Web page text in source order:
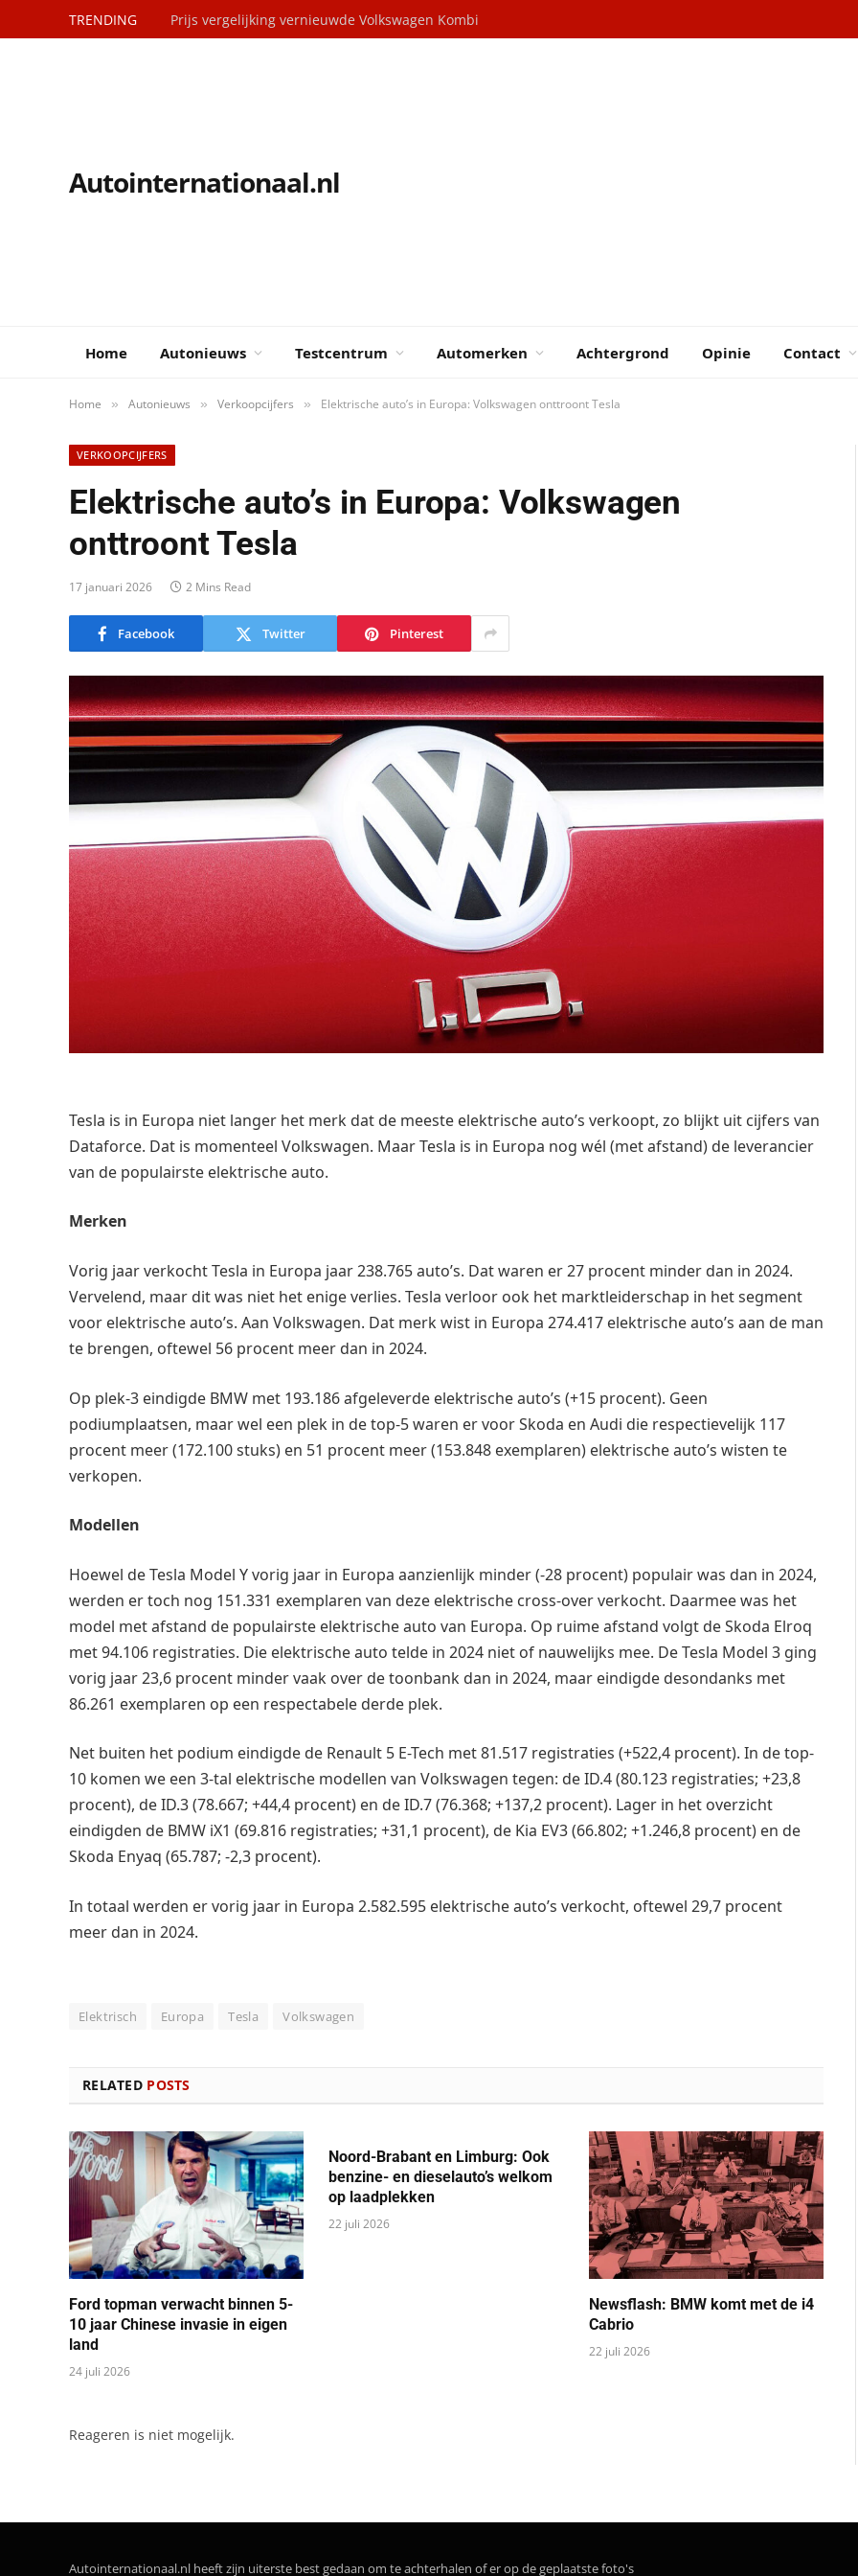
TRENDING Prijs vergelijking vernieuwde Volkswagen Kombi
Autointernationaal.nl
Home Autonieuws Testcentrum Automerken Achtergrond Opinie Contact
Home » Autonieuws » Verkoopcijfers » Elektrische auto’s in Europa: Volkswagen onttroont Tesla
VERKOOPCIJFERS
Elektrische auto’s in Europa: Volkswagen
onttroont Tesla
17 januari 2026 2 Mins Read
Facebook Twitter Pinterest
Tesla is in Europa niet langer het merk dat de meeste elektrische auto’s verkoopt, zo blijkt uit cijfers van
Dataforce. Dat is momenteel Volkswagen. Maar Tesla is in Europa nog wél (met afstand) de leverancier
van de populairste elektrische auto.
Merken
Vorig jaar verkocht Tesla in Europa jaar 238.765 auto’s. Dat waren er 27 procent minder dan in 2024.
Vervelend, maar dit was niet het enige verlies. Tesla verloor ook het marktleiderschap in het segment
voor elektrische auto’s. Aan Volkswagen. Dat merk wist in Europa 274.417 elektrische auto’s aan de man
te brengen, oftewel 56 procent meer dan in 2024.
Op plek-3 eindigde BMW met 193.186 afgeleverde elektrische auto’s (+15 procent). Geen
podiumplaatsen, maar wel een plek in de top-5 waren er voor Skoda en Audi die respectievelijk 117
procent meer (172.100 stuks) en 51 procent meer (153.848 exemplaren) elektrische auto’s wisten te
verkopen.
Modellen
Hoewel de Tesla Model Y vorig jaar in Europa aanzienlijk minder (-28 procent) populair was dan in 2024,
werden er toch nog 151.331 exemplaren van deze elektrische cross-over verkocht. Daarmee was het
model met afstand de populairste elektrische auto van Europa. Op ruime afstand volgt de Skoda Elroq
met 94.106 registraties. Die elektrische auto telde in 2024 niet of nauwelijks mee. De Tesla Model 3 ging
vorig jaar 23,6 procent minder vaak over de toonbank dan in 2024, maar eindigde desondanks met
86.261 exemplaren op een respectabele derde plek.
Net buiten het podium eindigde de Renault 5 E-Tech met 81.517 registraties (+522,4 procent). In de top-
10 komen we een 3-tal elektrische modellen van Volkswagen tegen: de ID.4 (80.123 registraties; +23,8
procent), de ID.3 (78.667; +44,4 procent) en de ID.7 (76.368; +137,2 procent). Lager in het overzicht
eindigden de BMW iX1 (69.816 registraties; +31,1 procent), de Kia EV3 (66.802; +1.246,8 procent) en de
Skoda Enyaq (65.787; -2,3 procent).
In totaal werden er vorig jaar in Europa 2.582.595 elektrische auto’s verkocht, oftewel 29,7 procent
meer dan in 2024.
Elektrisch Europa Tesla Volkswagen
RELATED POSTS
Ford topman verwacht binnen 5-
10 jaar Chinese invasie in eigen
land
24 juli 2026
Noord-Brabant en Limburg: Ook
benzine- en dieselauto’s welkom
op laadplekken
22 juli 2026
Newsflash: BMW komt met de i4
Cabrio
22 juli 2026
Reageren is niet mogelijk.
Autointernationaal.nl heeft zijn uiterste best gedaan om te achterhalen of er op de geplaatste foto's